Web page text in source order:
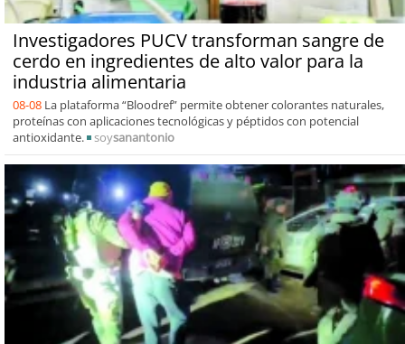
Investigadores PUCV transforman sangre de
cerdo en ingredientes de alto valor para la
industria alimentaria
08-08 La plataforma “Bloodref” permite obtener colorantes naturales,
proteínas con aplicaciones tecnológicas y péptidos con potencial
antioxidante.
soysanantonio